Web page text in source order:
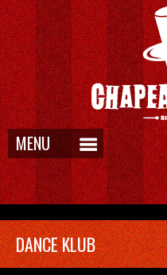
MENU
DANCE KLUB